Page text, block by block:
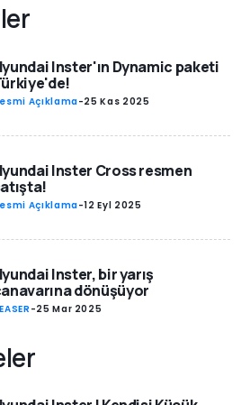
Inster'ın Dynamic paketi
Açıklama-25 Kas 2025
Inster Cross resmen
Açıklama-12 Eyl 2025
Inster, bir yarış
dönüşüyor
-25 Mar 2025